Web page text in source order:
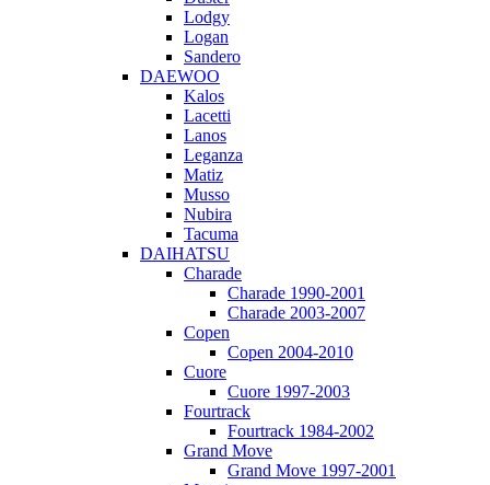
Lodgy
Logan
Sandero
DAEWOO
Kalos
Lacetti
Lanos
Leganza
Matiz
Musso
Nubira
Tacuma
DAIHATSU
Charade
Charade 1990-2001
Charade 2003-2007
Copen
Copen 2004-2010
Cuore
Cuore 1997-2003
Fourtrack
Fourtrack 1984-2002
Grand Move
Grand Move 1997-2001